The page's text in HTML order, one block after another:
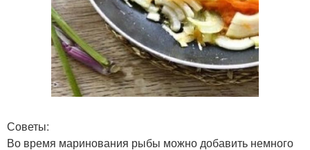
Советы:
Во время маринования рыбы можно добавить немного